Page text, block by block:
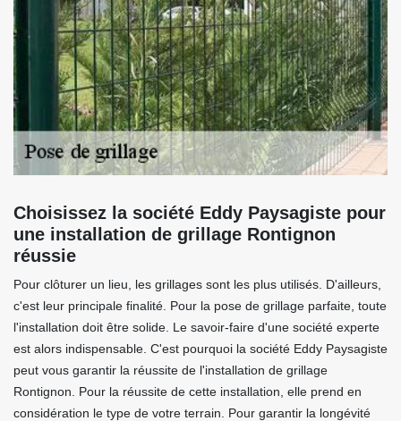
Choisissez la société Eddy Paysagiste pour
une installation de grillage Rontignon
réussie
Pour clôturer un lieu, les grillages sont les plus utilisés. D'ailleurs,
c'est leur principale finalité. Pour la pose de grillage parfaite, toute
l'installation doit être solide. Le savoir-faire d'une société experte
est alors indispensable. C'est pourquoi la société Eddy Paysagiste
peut vous garantir la réussite de l'installation de grillage
Rontignon. Pour la réussite de cette installation, elle prend en
considération le type de votre terrain. Pour garantir la longévité